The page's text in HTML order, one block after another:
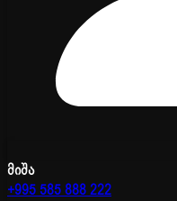
მიშა
+995 585 888 222